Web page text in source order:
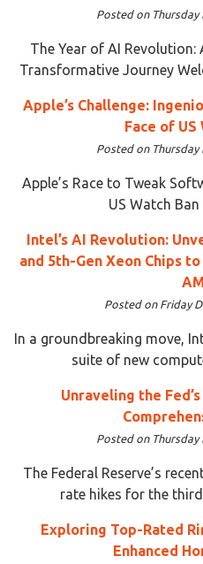
Posted on Thursday
The Year of AI Revolution:
Transformative Journey
Apple’s Challenge:
Face of US
Posted on Thursday
Apple’s Race to Tweak
US Watch Ban
Intel’s AI Revolution:
and 5th-Gen Xeon Chips
Posted on Friday
In a groundbreaking move,
suite of new
Unraveling the
Posted on Thursday
The Federal Reserve’s
rate hikes for the
Exploring Top-Rated
Enhanced